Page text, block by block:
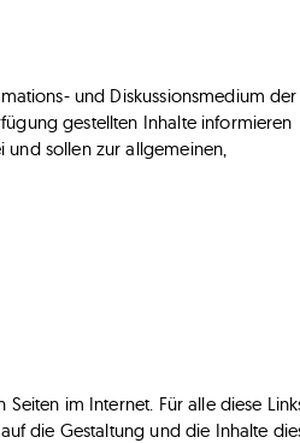
und Diskussionsmedium der
gestellten Inhalte informieren
sollen zur allgemeinen,
im Internet. Für alle diese
die Gestaltung und die Inhalte